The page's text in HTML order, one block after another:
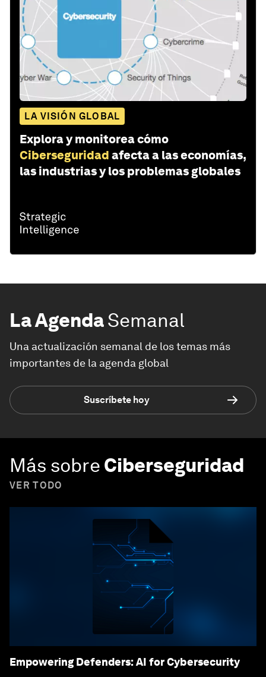
LA VISIÓN GLOBAL
Explora y monitorea cómo
Ciberseguridad afecta a las economías,
las industrias y los problemas globales
La AgendaSemanal
Una actualización semanal de los temas más
importantes de la agenda global
Suscríbete hoy
Más sobre Ciberseguridad
VER TODO
Empowering Defenders: AI for Cybersecurity